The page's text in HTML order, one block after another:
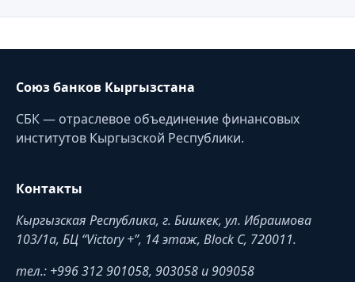
Союз банков Кыргызстана
СБК — отраслевое объединение финансовых
институтов Кыргызской Республики.
Контакты
Кыргызская Республика, г. Бишкек, ул. Ибраимова
103/1a, БЦ “Victory +”, 14 этаж, Block C, 720011.
тел.: +996 312 901058, 903058 и 909058